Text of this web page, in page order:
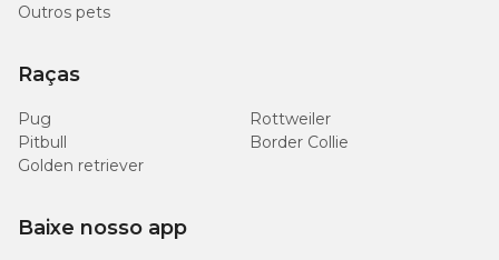
Outros pets
Raças
Pug
Rottweiler
Pitbull
Border Collie
Golden retriever
Baixe nosso app